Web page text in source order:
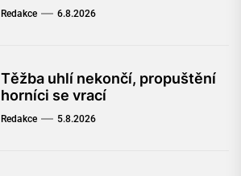
Redakce 6.8.2026
Těžba uhlí nekončí, propuštění
horníci se vrací
Redakce 5.8.2026